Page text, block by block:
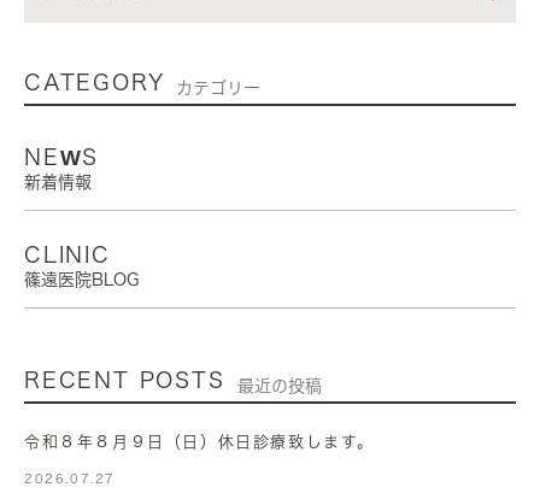
CATEGORY カテゴリー
NEWS
新着情報
CLINIC
篠遠医院BLOG
RECENT POSTS 最近の投稿
令和８年８月９日（日）休日診療致します。
2026.07.27